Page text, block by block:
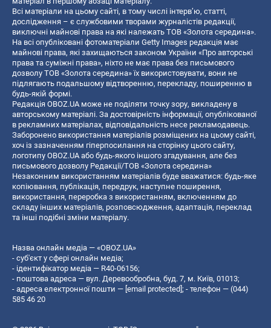
Всі матеріали на цьому сайті, в тому числі інтерв’ю, статті,
дослідження – є службовими творами журналістів редакції,
виключні майнові права на які належать ТОВ «Золота середина».
На всі опубліковані фотоматеріали Getty Images редакція має
майнові права, які захищаються законом України «Про авторські
права та суміжні права», ніхто не має права без письмового
дозволу ТОВ «Золота середина» їх використовувати, вони не
підлягають подальшому відтворенню, перекладу, поширенню в
будь-якій формі.
Редакція OBOZ.UA може не поділяти точку зору, викладену в
авторському матеріалі. За достовірність інформації, опублікованої
в рекламних матеріалах, відповідальність несе рекламодавець.
Заборонено використання матеріалів розміщених на цьому сайті,
хоч із зазначенням гіперпосилання на сторінку цього сайту,
логотипу OBOZ.UA або будь-якого іншого згадування, але без
письмового дозволу Редакції/ТОВ «Золота середина»
Незаконним використанням матеріалів буде вважатися: будь-яке
копiювання, публiкацiя, передрук, наступне поширення,
використання, переробка з використанням, включенням до
складу інших матеріалів, розповсюдження, адаптація, переклад
та інші подібні зміни матеріалу.
Назва онлайн медіа — «OBOZ.UA»
- суб'єкт у сфері онлайн медіа;
- ідентифікатор медіа — R40-06156;
- поштова адреса — вул. Деревообробна, буд. 7, м. Київ, 01013;
- адреса електронної пошти — [email protected]; - телефон — (044)
585 46 20